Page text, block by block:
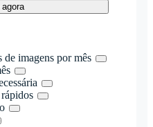
imagens por mês